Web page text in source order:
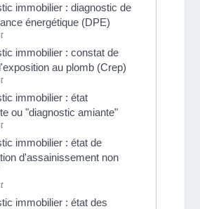
immobilier : diagnostic de
énergétique (DPE)
immobilier : constat de
au plomb (Crep)
immobilier : état
ou "diagnostic amiante"
immobilier : état de
d'assainissement non
immobilier : état des